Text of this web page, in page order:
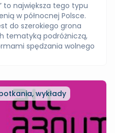
to największa tego typu
w północnej Polsce.
do szerokiego grona
tematyką podróżniczą,
spędzania wolnego
wykłady